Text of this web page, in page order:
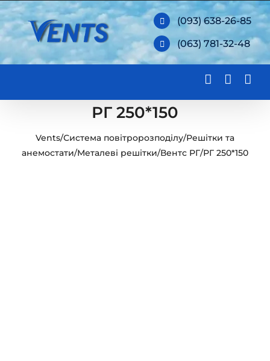
Skip
to
content
(093) 638-26-85
(063) 781-32-48
РГ 250*150
Vents/Система повітророзподілу/Решітки та
анемостати/Металеві решітки/Вентс РГ/РГ 250*150